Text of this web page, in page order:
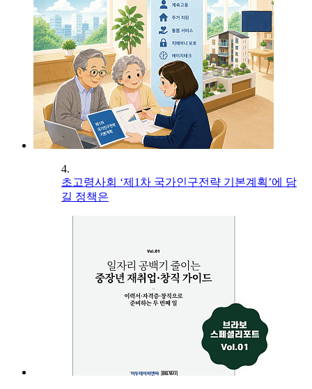
4.
초고령사회 ‘제1차 국가인구전략 기본계획’에 담
길 정책은